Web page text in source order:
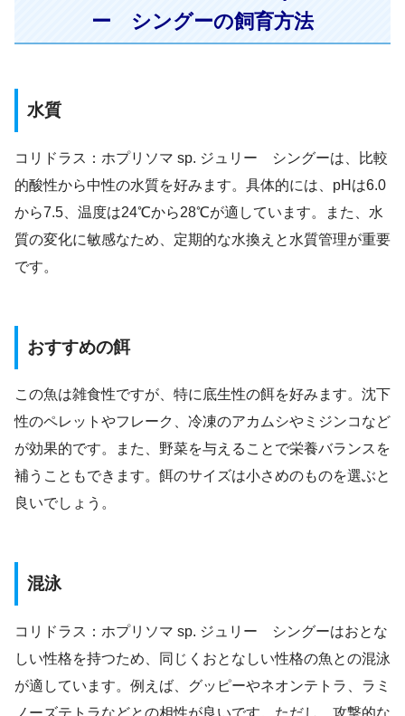
ー シングーの飼育方法
水質
コリドラス：ホプリソマ sp. ジュリー シングーは、比較
的酸性から中性の水質を好みます。具体的には、pHは6.0
から7.5、温度は24℃から28℃が適しています。また、水
質の変化に敏感なため、定期的な水換えと水質管理が重要
です。
おすすめの餌
この魚は雑食性ですが、特に底生性の餌を好みます。沈下
性のペレットやフレーク、冷凍のアカムシやミジンコなど
が効果的です。また、野菜を与えることで栄養バランスを
補うこともできます。餌のサイズは小さめのものを選ぶと
良いでしょう。
混泳
コリドラス：ホプリソマ sp. ジュリー シングーはおとな
しい性格を持つため、同じくおとなしい性格の魚との混泳
が適しています。例えば、グッピーやネオンテトラ、ラミ
ノーズテトラなどとの相性が良いです。ただし、攻撃的な